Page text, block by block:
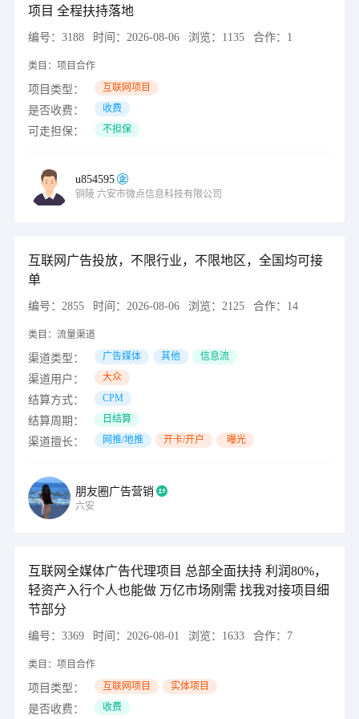
项目 全程扶持落地
编号： 3188 时间： 2026-08-06 浏览： 1135 合作： 1
类目： 项目合作
项目类型： 互联网项目
是否收费： 收费
可走担保： 不担保
u854595
铜陵 六安市微点信息科技有限公司
互联网广告投放，不限行业，不限地区，全国均可接
单
编号： 2855 时间： 2026-08-06 浏览： 2125 合作： 14
类目： 流量渠道
渠道类型： 广告媒体 其他 信息流
渠道用户： 大众
结算方式： CPM
结算周期： 日结算
渠道擅长： 网推/地推 开卡/开户 曝光
朋友圈广告营销
六安
互联网全媒体广告代理项目 总部全面扶持 利润80%，
轻资产入行个人也能做 万亿市场刚需 找我对接项目细
节部分
编号： 3369 时间： 2026-08-01 浏览： 1633 合作： 7
类目： 项目合作
项目类型： 互联网项目 实体项目
是否收费： 收费